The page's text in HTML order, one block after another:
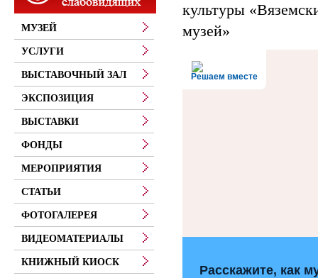
культуры
музей»
Решаем вместе
Расскажите, как
МУЗЕЙ
УСЛУГИ
ВЫСТАВОЧНЫЙ ЗАЛ
ЭКСПОЗИЦИЯ
ВЫСТАВКИ
ФОНДЫ
МЕРОПРИЯТИЯ
СТАТЬИ
ФОТОГАЛЕРЕЯ
ВИДЕОМАТЕРИАЛЫ
КНИЖНЫЙ КИОСК